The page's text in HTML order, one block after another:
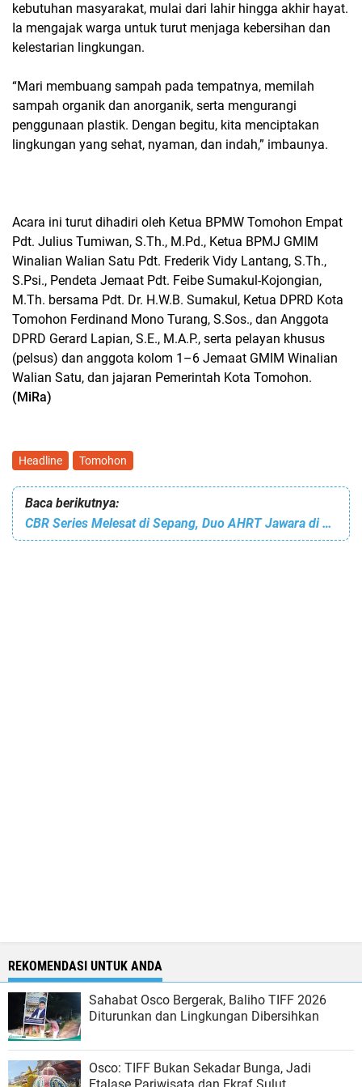
kebutuhan masyarakat, mulai dari lahir hingga akhir hayat.
Ia mengajak warga untuk turut menjaga kebersihan dan
kelestarian lingkungan.
“Mari membuang sampah pada tempatnya, memilah
sampah organik dan anorganik, serta mengurangi
penggunaan plastik. Dengan begitu, kita menciptakan
lingkungan yang sehat, nyaman, dan indah,” imbaunya.
Acara ini turut dihadiri oleh Ketua BPMW Tomohon Empat
Pdt. Julius Tumiwan, S.Th., M.Pd., Ketua BPMJ GMIM
Winalian Walian Satu Pdt. Frederik Vidy Lantang, S.Th.,
S.Psi., Pendeta Jemaat Pdt. Feibe Sumakul-Kojongian,
M.Th. bersama Pdt. Dr. H.W.B. Sumakul, Ketua DPRD Kota
Tomohon Ferdinand Mono Turang, S.Sos., dan Anggota
DPRD Gerard Lapian, S.E., M.A.P., serta pelayan khusus
(pelsus) dan anggota kolom 1–6 Jemaat GMIM Winalian
Walian Satu, dan jajaran Pemerintah Kota Tomohon.
(MiRa)
Headline Tomohon
Baca berikutnya:
CBR Series Melesat di Sepang, Duo AHRT Jawara di AARC 2025
REKOMENDASI UNTUK ANDA
Sahabat Osco Bergerak, Baliho TIFF 2026
Diturunkan dan Lingkungan Dibersihkan
Osco: TIFF Bukan Sekadar Bunga, Jadi